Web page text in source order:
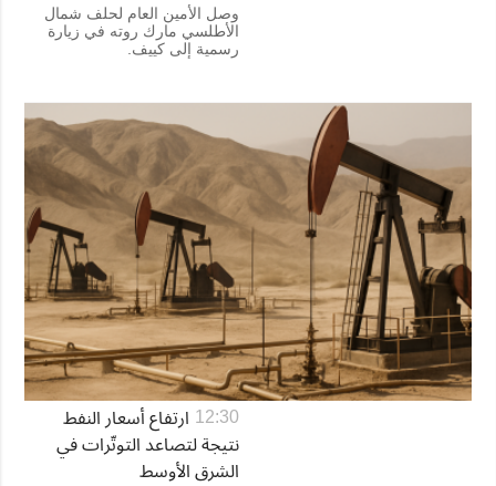
وصل الأمين العام لحلف شمال
الأطلسي مارك روته في زيارة
رسمية إلى كييف.
12:30 ارتفاع أسعار النفط
نتيجة لتصاعد التوتّرات في
الشرق الأوسط